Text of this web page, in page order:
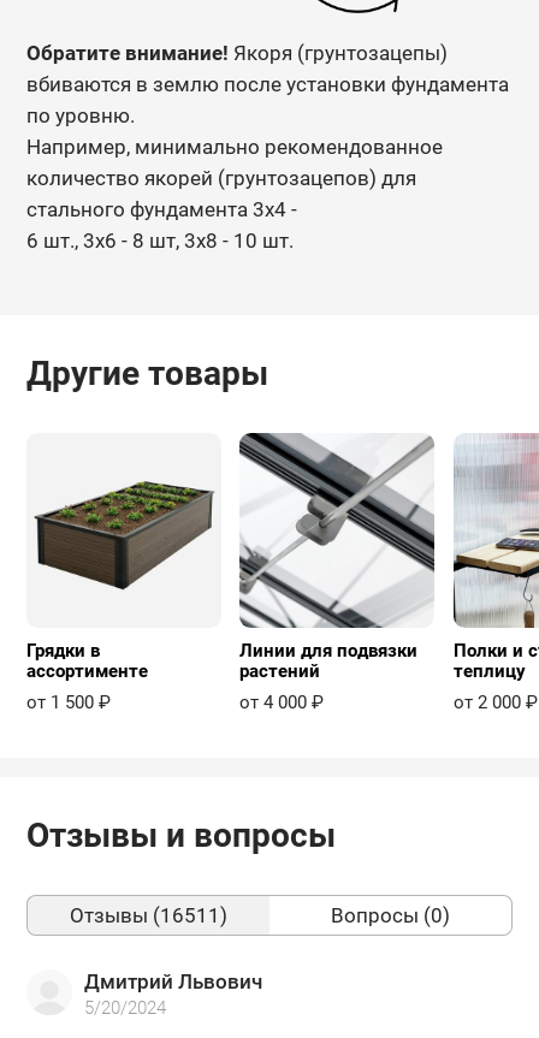
Обратите внимание! Якоря (грунтозацепы)
вбиваются в землю после установки фундамента
по уровню.
Например, минимально рекомендованное
количество якорей (грунтозацепов) для
стального фундамента 3х4 -
6 шт., 3х6 - 8 шт, 3х8 - 10 шт.
Другие товары
Грядки в
ассортименте
от 1 500 ₽
Линии для подвязки
растений
от 4 000 ₽
Полки и
теплицу
от 2 000 ₽
Отзывы и вопросы
Отзывы (16511) Вопросы (0)
Дмитрий Львович
5/20/2024